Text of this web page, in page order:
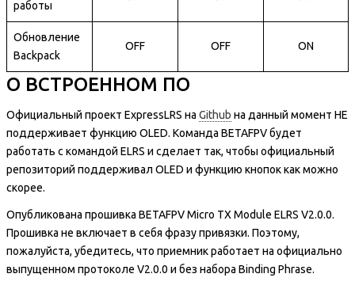
работы
Обновление
Backpack
OFF OFF ON
О ВСТРОЕННОМ ПО
Официальный проект ExpressLRS на Github на данный момент НЕ
поддерживает функцию OLED. Команда BETAFPV будет
работать с командой ELRS и сделает так, чтобы официальный
репозиторий поддерживал OLED и функцию кнопок как можно
скорее.
Опубликована прошивка BETAFPV Micro TX Module ELRS V2.0.0.
Прошивка не включает в себя фразу привязки. Поэтому,
пожалуйста, убедитесь, что приемник работает на официально
выпущенном протоколе V2.0.0 и без набора Binding Phrase.